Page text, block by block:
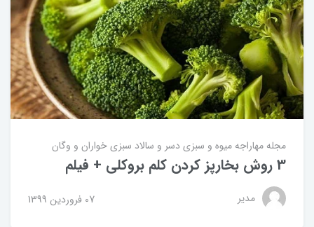
مجله مهاراجه میوه و سبزیدسر و سالاد سبزی خواران و وگان
3 روش بخارپز کردن کلم بروکلی + فیلم
مدیر 07 فروردین 1399